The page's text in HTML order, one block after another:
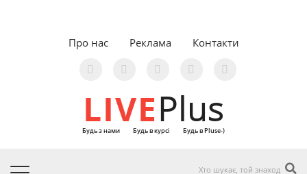
Про нас Реклама Контакти
LIVEPlus
Будь з нами Будь в курсі Будь в Pluse-)